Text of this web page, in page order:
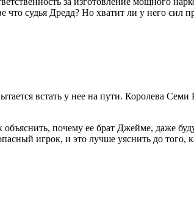
что судья Дредд? Но хватит ли у него
встать у нее на пути. Королева
почему ее брат Джейме, даже
игрок, и это лучше уяснить до того,